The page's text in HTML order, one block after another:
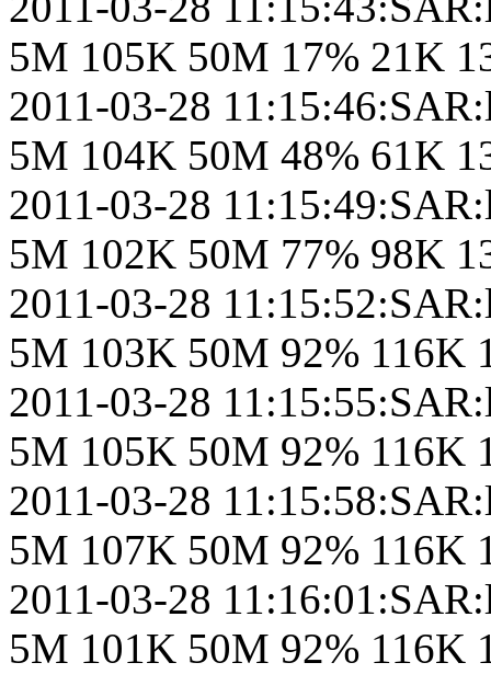
5M 105K 50M 17% 21K
2011-03-28
5M 104K 50M 48% 61K
2011-03-28
5M 102K 50M 77% 98K
2011-03-28
5M 103K 50M 92% 116K
2011-03-28
5M 105K 50M 92% 116K
2011-03-28
5M 107K 50M 92% 116K
2011-03-28
5M 101K 50M 92% 116K